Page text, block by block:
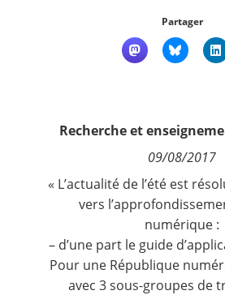
Partager
Recherche et
09/08/2017
« L’actualité de l’été est
vers
numérique :
– d’une part le guide
Pour une République
avec 3 sous-groupes de